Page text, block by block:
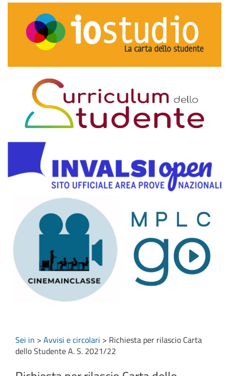
Sei in > Avvisi e circolari > Richiesta per rilascio Carta
dello Studente A. S. 2021/22